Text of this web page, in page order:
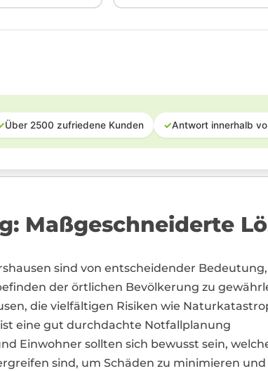
Über 2500 zufriedene Kunden ✓Antwort innerhalb
Maßgeschneiderte
sind von entscheidender
der örtlichen Bevölkerung zu
die vielfältigen Risiken wie
eine gut durchdachte Notfallplanung
Einwohner sollten sich bewusst sein,
sind, um Schäden zu minimieren und